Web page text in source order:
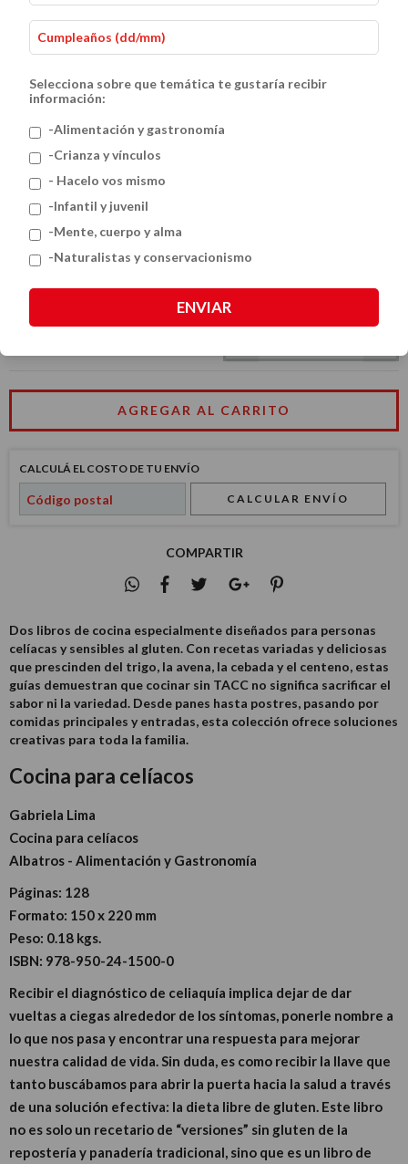
Cocina Gluten Free para Celíacos: 2
Libros de Recetas Deliciosas sin TACC
CALCULÁ EL COSTO DE TU ENVÍO
CALCULAR ENVÍO
COMPARTIR
Dos libros de cocina especialmente diseñados para personas
celíacas y sensibles al gluten. Con recetas variadas y deliciosas
que prescinden del trigo, la avena, la cebada y el centeno, estas
guías demuestran que cocinar sin TACC no significa sacrificar el
sabor ni la variedad. Desde panes hasta postres, pasando por
comidas principales y entradas, esta colección ofrece soluciones
creativas para toda la familia.
Cocina para celíacos
Gabriela Lima
Cocina para celíacos
Albatros - Alimentación y Gastronomía
Páginas: 128
Formato: 150 x 220 mm
Peso: 0.18 kgs.
ISBN: 978-950-24-1500-0
Recibir el diagnóstico de celiaquía implica dejar de dar
vueltas a ciegas alrededor de los síntomas, ponerle nombre a
lo que nos pasa y encontrar una respuesta para mejorar
nuestra calidad de vida. Sin duda, es como recibir la llave que
tanto buscábamos para abrir la puerta hacia la salud a través
de una solución efectiva: la dieta libre de gluten. Este libro
no es solo un recetario de “versiones” sin gluten de la
repostería y panadería tradicional, sino que es un libro de
Selecciona sobre que temática te gustaría recibir
información:
-Alimentación y gastronomía
-Crianza y vínculos
- Hacelo vos mismo
-Infantil y juvenil
-Mente, cuerpo y alma
-Naturalistas y conservacionismo
ENVIAR